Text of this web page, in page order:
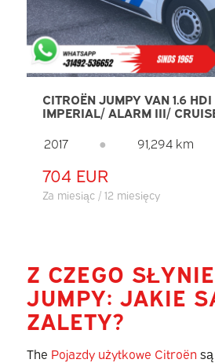
CITROËN JUMPY VAN 1.6
IMPERIAL/ ALARM III/
2017
● 91,294 km
704 EUR
Za miesiąc / 12 miesięcy
Z CZEGO
JUMPY: JAKIE
ZALETY?
The Pojazdy użytkowe Citroën